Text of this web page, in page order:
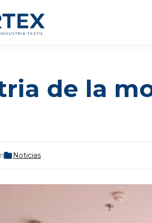
de la
Noticias
Te ofrecemos la oportunidad de
grato ambiente laboral y con el
Cargo al que postulas: